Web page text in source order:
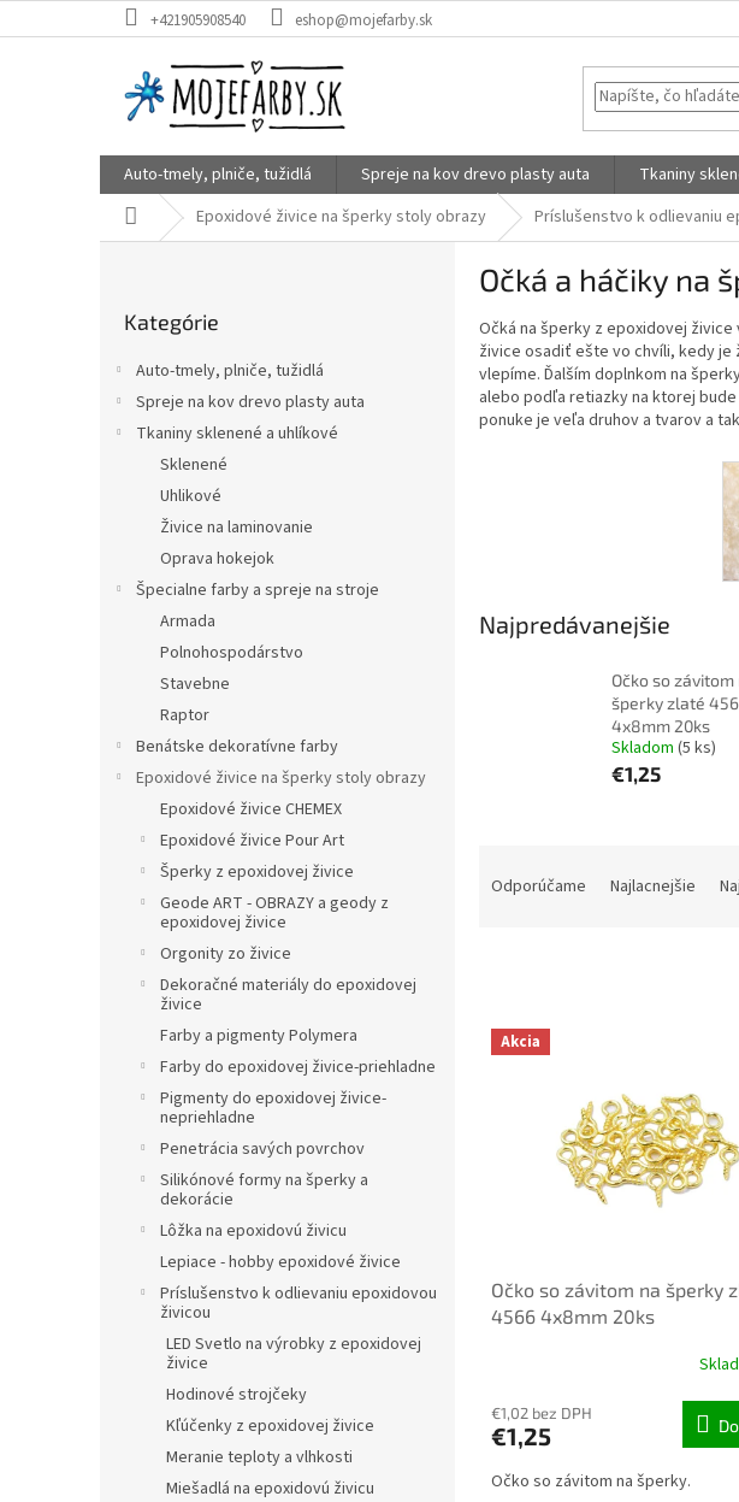
na
+421905908540 eshop@mojefarby.sk
Auto-tmely, plniče, tužidlá Spreje na kov drevo plasty auta Tkaniny
DomovEpoxidové živice na šperky stoly obrazy Príslušenstvo k odlievaniu
kategórie
Kategórie
Auto-tmely, plniče, tužidlá
Spreje na kov drevo plasty auta
Tkaniny sklenené a uhlíkové
Sklenené
Uhlikové
Živice na laminovanie
Oprava hokejok
Špecialne farby a spreje na stroje
Armada
Polnohospodárstvo
Stavebne
Raptor
Benátske dekoratívne farby
Epoxidové živice na šperky stoly obrazy
Epoxidové živice CHEMEX
Epoxidové živice Pour Art
Šperky z epoxidovej živice
Geode ART - OBRAZY a geody z
epoxidovej živice
Orgonity zo živice
Dekoračné materiály do epoxidovej
živice
Farby a pigmenty Polymera
Farby do epoxidovej živice-priehladne
Pigmenty do epoxidovej živice-
nepriehladne
Penetrácia savých povrchov
Silikónové formy na šperky a
dekorácie
Lôžka na epoxidovú živicu
Lepiace - hobby epoxidové živice
Príslušenstvo k odlievaniu epoxidovou
živicou
LED Svetlo na výrobky z epoxidovej
živice
Hodinové strojčeky
Kľúčenky z epoxidovej živice
Meranie teploty a vlhkosti
Miešadlá na epoxidovú živicu
Očká a háčiky na
Očká na šperky z epoxidovej
živice osadiť ešte vo chvíli, kedy
vlepíme. Ďalším doplnkom na
alebo podľa retiazky na ktorej
ponuke je veľa druhov a tvarov a
Najpredávanejšie
Očko so závitom
šperky zlaté
4x8mm 20ks
Skladom (5 ks)
€1,25
Odporúčame Najlacnejšie
V Akcia
Očko so závitom na šperky
4566 4x8mm 20ks
€1,02 bez DPH
€1,25
Očko so závitom na šperky.